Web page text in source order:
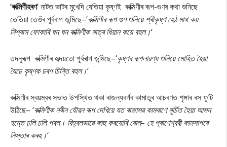
‘ৰুক্মিণীহৰণ‘ নাটত ভাটৰ মুখেদি যেতিয়া কৃষ্ণই ৰুক্মিণীৰ ৰূপ-গুণৰ কথা শুনিছে
তেতিয়া তেওঁৰ পূৰ্বৰাগ জন্মিছে–‘ৰুক্মিণীৰ ৰূপ গুণ শুনিয়ে শ্ৰীকৃষ্ণ হেঠ মাথ কয়
নিশ্বাস ফোকাৰি ঘন ঘন ৰুক্মিণীক মাত্ৰ ধিয়ান কয়ে ৰহল।‘
তদনুৰূপ ৰুক্মিণীৰ হৃদয়তো পূৰ্বৰাগ জন্মিছে–‘কৃষ্ণৰ ৰূপলাৱণ্য শুনিয়ে মোহিত হৈয়া
যৈচে কৃষ্ণক চৰণ চিন্তি ৰহল।‘
ৰুক্মিণীৰ স্বয়ম্বৰ সভাত উপস্থিত থকা ৰাজন্যবৰ্গৰ কামাতুৰ আচৰণত শৃঙ্গাৰ ৰস ফুটি
উঠিছে– ‘ৰুক্মিণীক নবীন যৌৱন ৰূপ দেখিয়ে যত ৰাজাসৱ কামবাণে মূৰ্চিত হৈয়া আসন
হন্তে ঢলি ঢলি পৰল। বিহ্বলভাৱে কাহু কৰযোৰি বোল– হে প্ৰাণেশ্বৰী কামসাগৰে
নিস্তাৰ কৰহ।‘